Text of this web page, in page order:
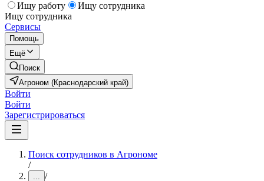
Ищу работу
Ищу сотрудника
Ищу сотрудника
Сервисы
Помощь
Ещё
Поиск
Агроном (Краснодарский край)
Войти
Войти
Зарегистрироваться
Поиск сотрудников в Агрономе
/
... /